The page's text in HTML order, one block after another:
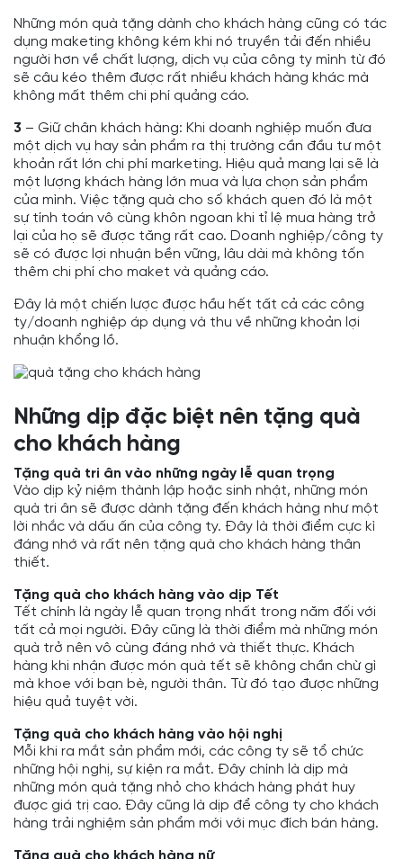
Những món quà tặng dành cho khách hàng cũng có tác
dụng maketing không kém khi nó truyền tải đến nhiều
người hơn về chất lượng, dịch vụ của công ty mình từ đó
sẽ câu kéo thêm được rất nhiều khách hàng khác mà
không mất thêm chi phí quảng cáo.
3 – Giữ chân khách hàng: Khi doanh nghiệp muốn đưa
một dịch vụ hay sản phẩm ra thị trường cần đầu tư một
khoản rất lớn chi phí marketing. Hiệu quả mang lại sẽ là
một lượng khách hàng lớn mua và lựa chọn sản phẩm
của mình. Việc tặng quà cho số khách quen đó là một
sự tính toán vô cùng khôn ngoan khi tỉ lệ mua hàng trở
lại của họ sẽ được tăng rất cao. Doanh nghiệp/công ty
sẽ có được lợi nhuận bền vững, lâu dài mà không tốn
thêm chi phí cho maket và quảng cáo.
Đây là một chiến lược được hầu hết tất cả các công
ty/doanh nghiệp áp dụng và thu về những khoản lợi
nhuận khổng lồ.
Những dịp đặc biệt nên tặng quà
cho khách hàng
Tặng quà tri ân vào những ngày lễ quan trọng
Vào dịp kỷ niệm thành lập hoặc sinh nhật, những món
quà tri ân sẽ được dành tặng đến khách hàng như một
lời nhắc và dấu ấn của công ty. Đây là thời điểm cực kì
đáng nhớ và rất nên tặng quà cho khách hàng thân
thiết.
Tặng quà cho khách hàng vào dịp Tết
Tết chính là ngày lễ quan trọng nhất trong năm đối với
tất cả mọi người. Đây cũng là thời điểm mà những món
quà trở nên vô cùng đáng nhớ và thiết thực. Khách
hàng khi nhận được món quà tết sẽ không chần chừ gì
mà khoe với bạn bè, người thân. Từ đó tạo được những
hiệu quả tuyệt vời.
Tặng quà cho khách hàng vào hội nghị
Mỗi khi ra mắt sản phẩm mới, các công ty sẽ tổ chức
những hội nghị, sự kiện ra mắt. Đây chính là dịp mà
những món quà tặng nhỏ cho khách hàng phát huy
được giá trị cao. Đây cũng là dịp để công ty cho khách
hàng trải nghiệm sản phẩm mới với mục đích bán hàng.
Tặng quà cho khách hàng nữ